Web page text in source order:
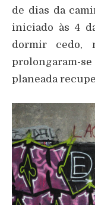
de dias da
iniciado às 4
dormir cedo,
prolongaram-
planeada